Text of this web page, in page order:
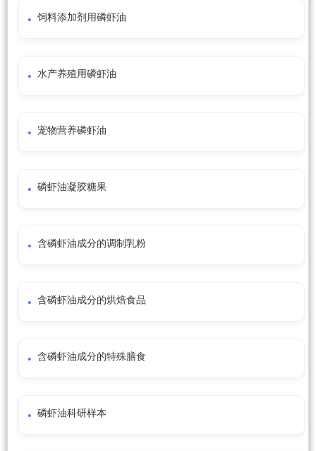
饲料添加剂用磷虾油
水产养殖用磷虾油
宠物营养磷虾油
磷虾油凝胶糖果
含磷虾油成分的调制乳粉
含磷虾油成分的烘焙食品
含磷虾油成分的特殊膳食
磷虾油科研样本